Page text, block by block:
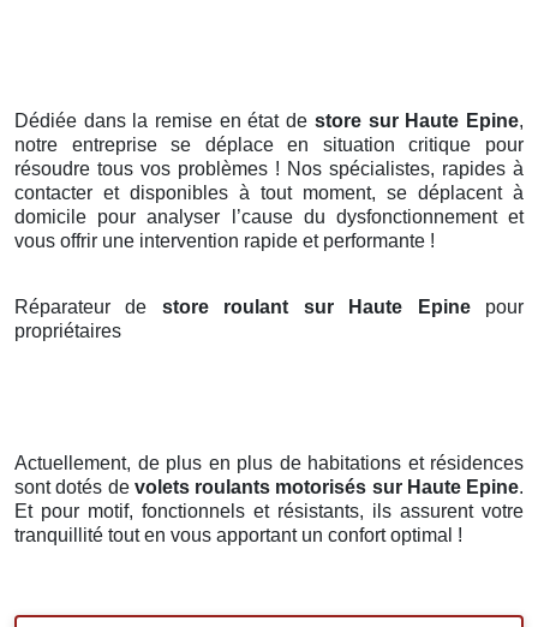
Dédiée dans la remise en état de store sur Haute Epine,
notre entreprise se déplace en situation critique pour
résoudre tous vos problèmes ! Nos spécialistes, rapides à
contacter et disponibles à tout moment, se déplacent à
domicile pour analyser l’cause du dysfonctionnement et
vous offrir une intervention rapide et performante !
Réparateur de store roulant sur Haute Epine pour
propriétaires
Actuellement, de plus en plus de habitations et résidences
sont dotés de volets roulants motorisés sur Haute Epine.
Et pour motif, fonctionnels et résistants, ils assurent votre
tranquillité tout en vous apportant un confort optimal !